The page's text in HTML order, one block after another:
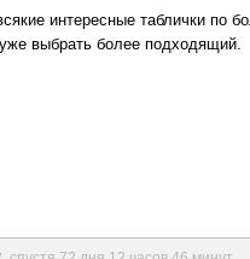
интересные таблички по
выбрать более подходящий.